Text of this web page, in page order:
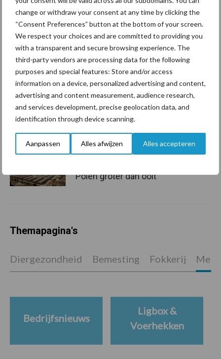
change or withdraw your consent at any time by clicking the
“Consent Preferences” button at the bottom of your screen.
We respect your choices and are committed to providing you
with a transparent and secure browsing experience. The
third-party vendors are processing data for the following
purposes and special features: Store and/or access
information on a device, personalized advertising and content,
advertising and content measurement, audience research,
and services development, precise geolocation data, and
identification through device scanning.
Aanpassen Alles afwijzen Alles accepteren
ForFarmers ziet volume en
marktaandeel groeien in
krimpende Nederlandse
Tien praktische tips voor
een langere levensduur
“Vraag naar praktische
Polen groter dan ooit”
Themapagina's
Diergezondheid Bemesting Fokkerij
Bedrijfsnieuws
Ligbox &
Voerhekken